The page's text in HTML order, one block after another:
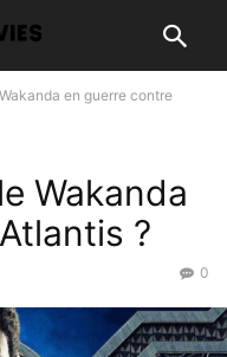
en guerre contre
Wakanda
?
0